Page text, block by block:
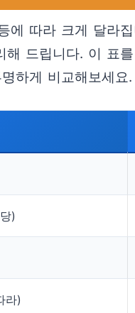
따라 크게 달라
드립니다. 이 표
하게 비교해보세요.
)
라)